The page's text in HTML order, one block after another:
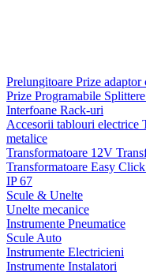
Prelungitoare Prize adaptor
Prize Programabile Splittere
Interfoane Rack-uri
Accesorii tablouri electrice
metalice
Transformatoare 12V
Transformatoare Easy Click
IP 67
Scule & Unelte
Unelte mecanice
Instrumente Pneumatice
Scule Auto
Instrumente Electricieni
Instrumente Instalatori